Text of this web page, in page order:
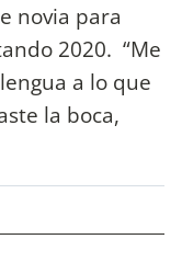
novia para
2020. “Me
a lo que
la boca,